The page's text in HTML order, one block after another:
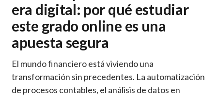
era digital: por qué estudiar
este grado online es una
apuesta segura
El mundo financiero está viviendo una
transformación sin precedentes. La automatización
de procesos contables, el análisis de datos en